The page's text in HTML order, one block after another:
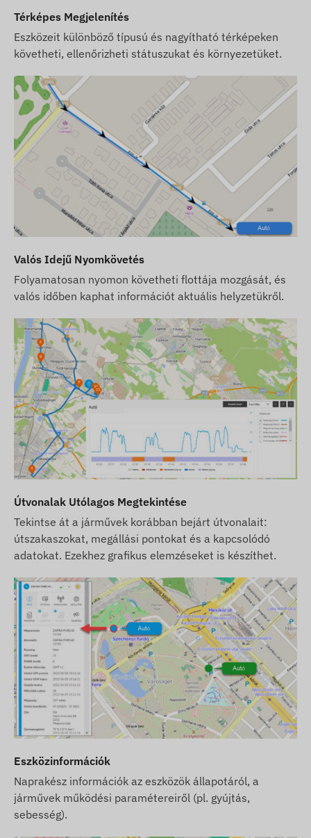
Szoftver előfizetés esetén, amennyiben az email
típusú értesítések mellett szoftverünk SMS
riasztási szolgáltatását is igénybe kívánja venni,
vásároljon SMS kreditkártyát is, melyet
webáruházunkban, a készülékhez kapcsolódó
termékek között talál.
Hálózati technológia és jövőállóság (2G vs 4G):
a készülék a klasszikus 2G (GSM)
hálózatot
használja. Kérjük, vásárlás előtt tájékozódjon,
hogy az Ön által használni kívánt területen és
szolgáltatónál a 2G hálózat elérhető-e. Egyes
országokban (pl. Svájc) és szolgáltatóknál a 2G
technológia kivezetése már folyamatban
megoldást keres nemzetközi használatra,
javasoljuk a korszerűbb4G (LTE)eszközeink
választását, amelyek nagyobb lefedettséget és
Törekszünk a weboldalon feltüntetett adatok és
képek folyamatos frissítésére és pontosságára.
Felhívjuk azonban figyelmét, hogy a gyártó
fenntartja a jogot a termékspecifikációk vagy a
csomagolás előzetes értesítés nélküli
módosítására. Emiatt a termékek megjelenése a
valóságban minimálisan eltérhet a képeken
látottaktól. Az esetleges eltérésekért a gyártói
változtatások jogát fenntartjuk.
Térképes Megjelenítés
Eszközeit különböző típusú és nagyítható térképeken
követheti, ellenőrizheti státuszukat és környezetüket.
Valós Idejű Nyomkövetés
Folyamatosan nyomon követheti flottája mozgását, és
valós időben kaphat információt aktuális helyzetükről.
Útvonalak Utólagos Megtekintése
Tekintse át a járművek korábban bejárt útvonalait:
útszakaszokat, megállási pontokat és a kapcsolódó
adatokat. Ezekhez grafikus elemzéseket is készíthet.
Eszközinformációk
Naprakész információk az eszközök állapotáról, a
járművek működési paramétereiről (pl. gyújtás,
sebesség).